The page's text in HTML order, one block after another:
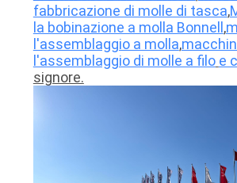
MAPPA
fabbricazione di molle di tasca,
la bobinazione a molla Bonnell,
l'assemblaggio a molla,
l'assemblaggio di molle a filo e
signore.